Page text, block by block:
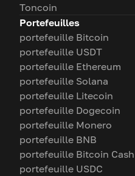
Toncoin
Portefeuilles
portefeuille Bitcoin
portefeuille USDT
portefeuille Ethereum
portefeuille Solana
portefeuille Litecoin
portefeuille Dogecoin
portefeuille Monero
portefeuille BNB
portefeuille Bitcoin Cash
portefeuille USDC